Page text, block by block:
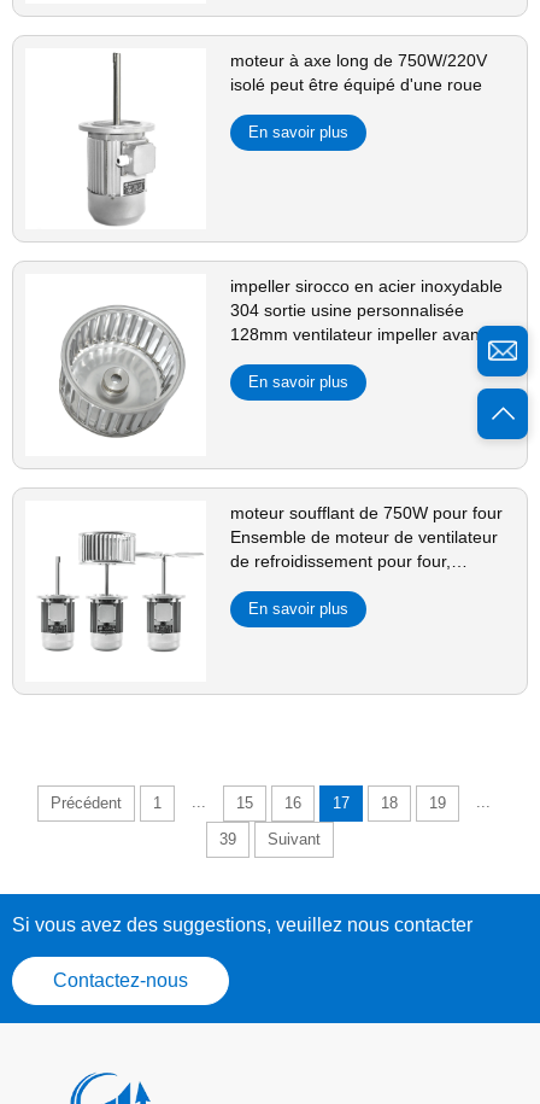
moteur à axe long de 750W/220V
isolé peut être équipé d'une roue
En savoir plus
impeller sirocco en acier inoxydable
304 sortie usine personnalisée
128mm ventilateur impeller avant
En savoir plus
moteur soufflant de 750W pour four
Ensemble de moteur de ventilateur
de refroidissement pour four,
tunnel
En savoir plus
Précédent 1 15 16 17 18 19
39 Suivant
Si vous avez des suggestions, veuillez nous contacter
Contactez-nous